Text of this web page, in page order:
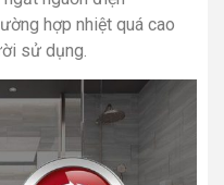
hợp nhiệt quá cao
sử dụng.